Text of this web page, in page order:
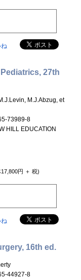
27th
M.J.Abzug, et
73989-8
HILL EDUCATION
円 ＋ 税)
16th ed.
44927-8